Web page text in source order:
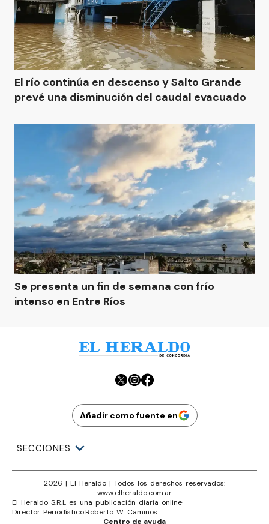
El río continúa en descenso y Salto Grande
prevé una disminución del caudal evacuado
Se presenta un fin de semana con frío
intenso en Entre Ríos
Añadir como fuente en
SECCIONES
2026 | El Heraldo | Todos los derechos reservados:
www.elheraldo.com.ar
El Heraldo S.R.L es una publicación diaria online·
Director Periodístico:Roberto W. Caminos
Centro de ayuda